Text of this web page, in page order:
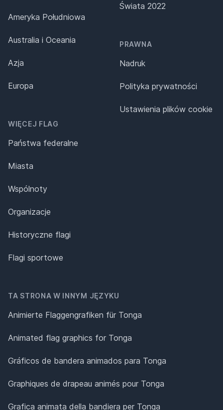
Ameryka Południowa
Australia i Oceania
Azja
Europa
WIĘCEJ FLAG
Państwa federalne
Miasta
Wspólnoty
Organizacje
Historyczne flagi
Flagi sportowe
Świata 2022
PRAWNA
Nadruk
Polityka prywatności
Ustawienia plików cookie
TA STRONA W INNYM JĘZYKU
Animierte Flaggengrafiken für Tonga
Animated flag graphics for Tonga
Gráficos de bandera animados para Tonga
Graphiques de drapeau animés pour Tonga
Grafica animata della bandiera per Tonga